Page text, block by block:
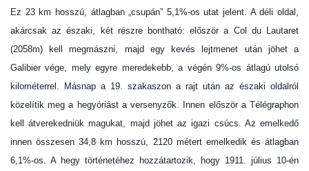
Ez 23 km hosszú, átlagban „csupán” 5,1%-os utat jelent. A déli oldal,
akárcsak az északi, két részre bontható: először a Col du Lautaret
(2058m) kell megmászni, majd egy kevés lejtmenet után jöhet a
Galibier vége, mely egyre meredekebb, a végén 9%-os átlagú utolsó
kilométerrel. Másnap a 19. szakaszon a rajt után az északi oldalról
közelítik meg a hegyóriást a versenyzők. Innen először a Télégraphon
kell átverekedniük magukat, majd jöhet az igazi csúcs. Az emelkedő
innen összesen 34,8 km hosszú, 2120 métert emelkedik és átlagban
6,1%-os. A hegy történetéhez hozzátartozik, hogy 1911. július 10-én